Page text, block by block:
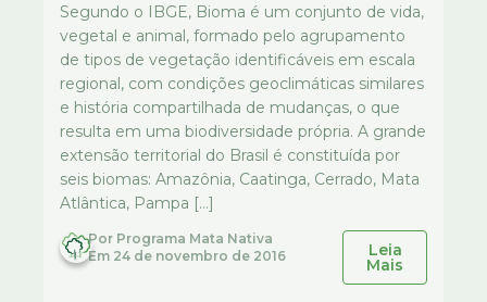
Segundo o IBGE, Bioma é um conjunto de vida,
vegetal e animal, formado pelo agrupamento
de tipos de vegetação identificáveis em escala
regional, com condições geoclimáticas similares
e história compartilhada de mudanças, o que
resulta em uma biodiversidade própria. A grande
extensão territorial do Brasil é constituída por
seis biomas: Amazônia, Caatinga, Cerrado, Mata
Atlântica, Pampa […]
Por Programa Mata Nativa
Em 24 de novembro de 2016 Leia
Mais